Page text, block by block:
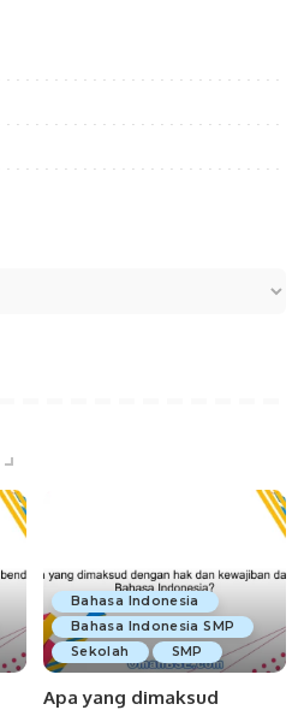
Bahasa Indonesia
Bahasa Indonesia SMP
Sekolah
SMP
Apa yang dimaksud